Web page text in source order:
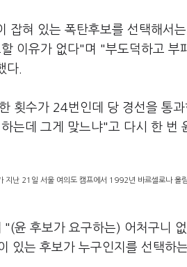
잡혀 있는 폭탄후보를 선택해서
이유가 없다"며 "부도덕하고 부
다.
횟수가 24번인데 당 경선을 통
는데 그게 맞느냐"고 다시 한 번
난 21일 서울 여의도 캠프에서 1992년 바르셀로나 올
윤 후보가 요구하는) 어처구니
있는 후보가 누구인지를 선택하